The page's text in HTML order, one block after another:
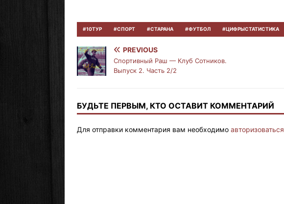
#10ТУР #СПОРТ #СТАРАНА #ФУТБОЛ #ЦИФРЫСТАТИСТИКА
PREVIOUS
Спортивный Раш — Клуб Сотников.
Выпуск 2. Часть 2/2
БУДЬТЕ ПЕРВЫМ, КТО ОСТАВИТ КОММЕНТАРИЙ
Для отправки комментария вам необходимо авторизоваться